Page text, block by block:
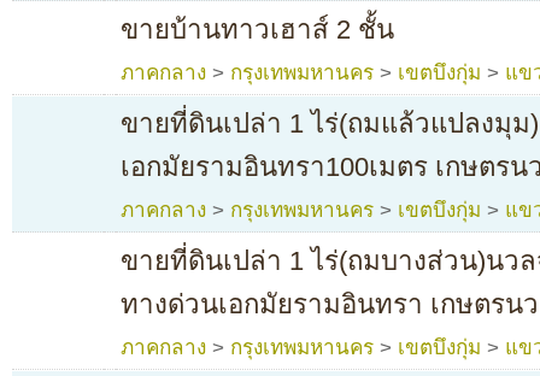
ขายบ้านทาวเฮาส์ 2 ชั้น
ภาคกลาง > กรุงเทพมหานคร > เขตบึงกุ่ม > แข
ขายที่ดินเปล่า 1 ไร่(ถมแล้วแปลงมุ
เอกมัยรามอินทรา100เมตร เกษตร
ภาคกลาง > กรุงเทพมหานคร > เขตบึงกุ่ม > แข
ขายที่ดินเปล่า 1 ไร่(ถมบางส่วน)นว
ทางด่วนเอกมัยรามอินทรา เกษตรน
ภาคกลาง > กรุงเทพมหานคร > เขตบึงกุ่ม > แข